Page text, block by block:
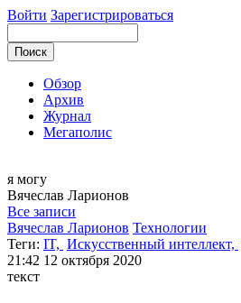
Войти Зарегистрироваться
Обзор
Архив
Журнал
Мегаполис
я могу
Вячеслав Ларионов
Все записи
Вячеслав Ларионов Технологии
Теги: IT, Искусственный интеллект,
21:42 12 октября 2020
текст